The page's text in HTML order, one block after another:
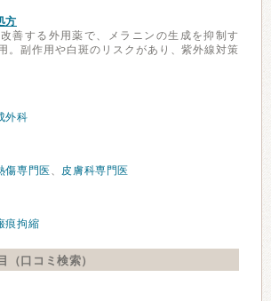
方
善する外用薬で、メラニンの生成を抑制す
。副作用や白斑のリスクがあり、紫外線対策
外科
傷専門医 、 皮膚科専門医
痕拘縮
（口コミ検索）